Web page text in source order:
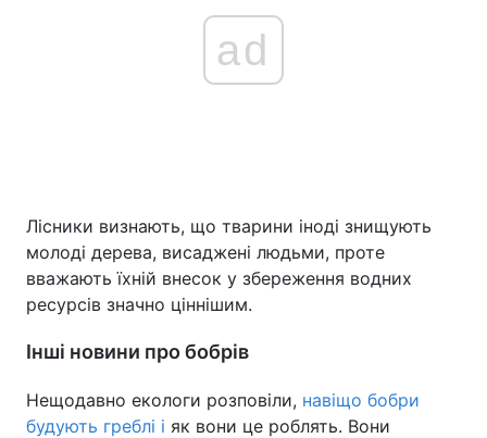
ad
Лісники визнають, що тварини іноді знищують
молоді дерева, висаджені людьми, проте
вважають їхній внесок у збереження водних
ресурсів значно ціннішим.
Інші новини про бобрів
Нещодавно екологи розповіли, навіщо бобри
будують греблі і як вони це роблять. Вони